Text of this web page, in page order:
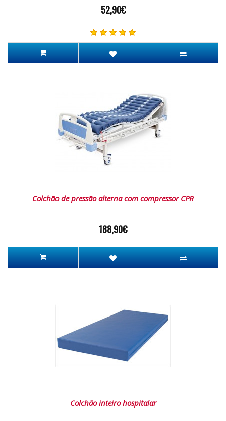
52,90€
Colchão de pressão alterna com compressor CPR
188,90€
Colchão inteiro hospitalar